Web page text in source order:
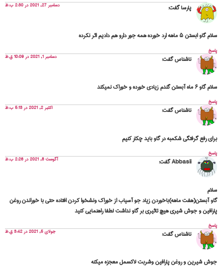
پارساگفت: دسامبر 27, 2021 در 2:30 ب.ظ
سلام گاو ابستن ۵ ماهه ارد خورده همه جور دارو هم دادیم اثر نکرده
پاسخ
ناشناسگفت: دسامبر 1, 2021 در 10:09 ق.ظ
سلام گاو ۶ ماه آبستن گندم زیادی خورده و خوراک نمیکند
پاسخ
ناشناسگفت: اکتبر 2, 2021 در 5:13 ب.ظ
برای رفع گرفتگی شکمبه در گاو باید چکار کنیم
پاسخ
Abbasiiگفت: آگوست 8, 2021 در 2:26 ب.ظ
سلام
گاو آبستن(هفت ماهه)باخوردن زیاد جو آسیاب از خوراک ونشخوا کردن افتاده حتی با خوراندن روغن
پارافین و جوش شیری هیچ تاثیری بر گاو نداشت لطفا راهنمایی کنید
پاسخ
ناشناسگفت: جولای 5, 2021 در 3:42 ق.ظ
جوش شیرین و روغن پارافین وشربت لاکسمل معجزه میکنه